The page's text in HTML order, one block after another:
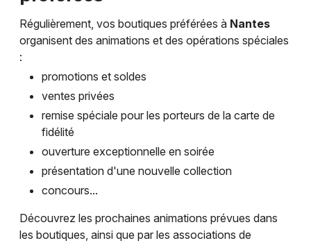
Régulièrement, vos boutiques préférées à Nantes
organisent des animations et des opérations spéciales
:
promotions et soldes
ventes privées
remise spéciale pour les porteurs de la carte de
fidélité
ouverture exceptionnelle en soirée
présentation d'une nouvelle collection
concours...
Découvrez les prochaines animations prévues dans
les boutiques, ainsi que par les associations de